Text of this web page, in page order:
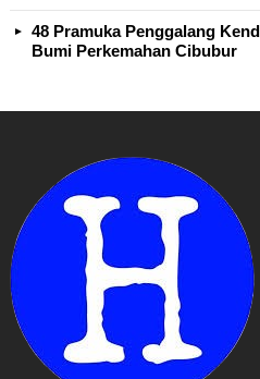
48 Pramuka Penggalang
Bumi Perkemahan Cibubur